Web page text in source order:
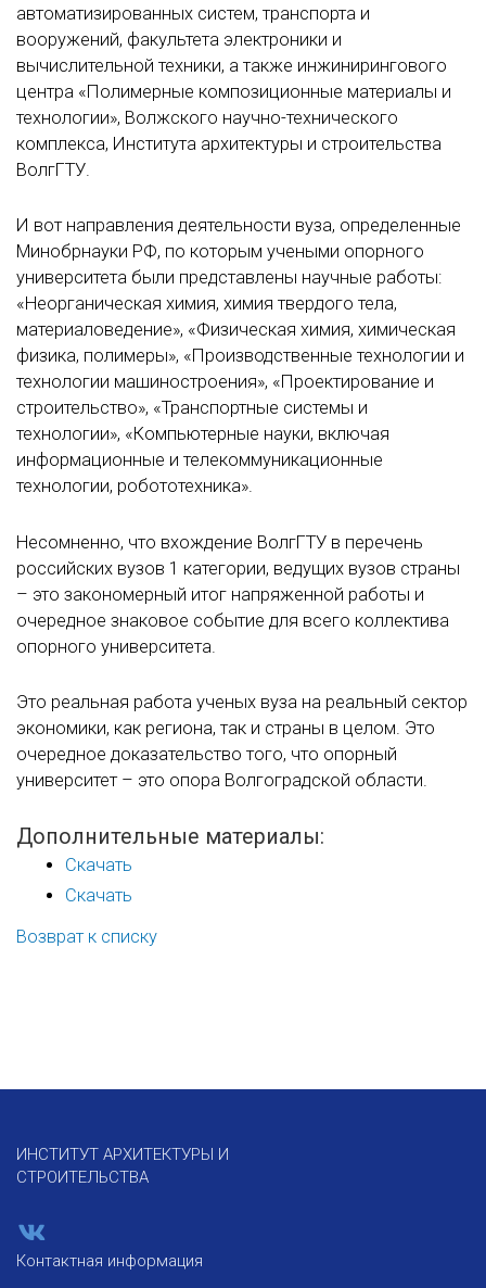
автоматизированных систем, транспорта и
вооружений, факультета электроники и
вычислительной техники, а также инжинирингового
центра «Полимерные композиционные материалы и
технологии», Волжского научно-технического
комплекса, Института архитектуры и строительства
ВолгГТУ.
И вот направления деятельности вуза, определенные
Минобрнауки РФ, по которым учеными опорного
университета были представлены научные работы:
«Неорганическая химия, химия твердого тела,
материаловедение», «Физическая химия, химическая
физика, полимеры», «Производственные технологии и
технологии машиностроения», «Проектирование и
строительство», «Транспортные системы и
технологии», «Компьютерные науки, включая
информационные и телекоммуникационные
технологии, робототехника».
Несомненно, что вхождение ВолгГТУ в перечень
российских вузов 1 категории, ведущих вузов страны
– это закономерный итог напряженной работы и
очередное знаковое событие для всего коллектива
опорного университета.
Это реальная работа ученых вуза на реальный сектор
экономики, как региона, так и страны в целом. Это
очередное доказательство того, что опорный
университет – это опора Волгоградской области.
Дополнительные материалы:
Скачать
Скачать
Возврат к списку
ИНСТИТУТ АРХИТЕКТУРЫ И
СТРОИТЕЛЬСТВА
Контактная информация